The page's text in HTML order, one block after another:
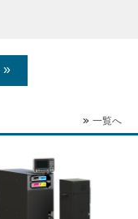
一覧へ